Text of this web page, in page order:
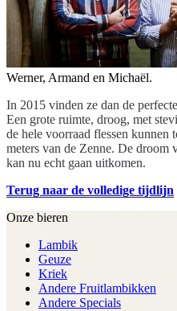
Werner, Armand en Michaël.
In 2015 vinden ze dan de
Een grote ruimte, droog, met
de hele voorraad flessen kunnen
meters van de Zenne. De droom
kan nu echt gaan uitkomen.
Terug naar de volledige tijdlijn
Onze bieren
Lambik
Geuze
Kriek
Andere Fruitlambikken
Andere Specials